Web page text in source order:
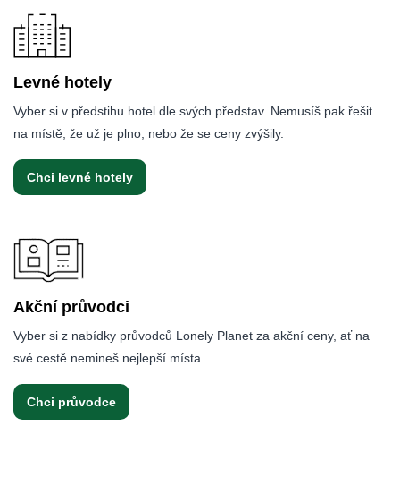
Levné hotely
Vyber si v předstihu hotel dle svých představ. Nemusíš pak řešit
na místě, že už je plno, nebo že se ceny zvýšily.
Chci levné hotely
Akční průvodci
Vyber si z nabídky průvodců Lonely Planet za akční ceny, ať na
své cestě nemineš nejlepší místa.
Chci průvodce